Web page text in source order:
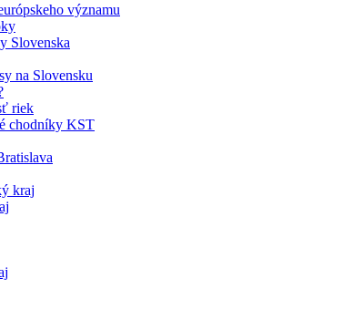
významu
Slovenska
na Slovensku
riek
chodníky KST
kraj